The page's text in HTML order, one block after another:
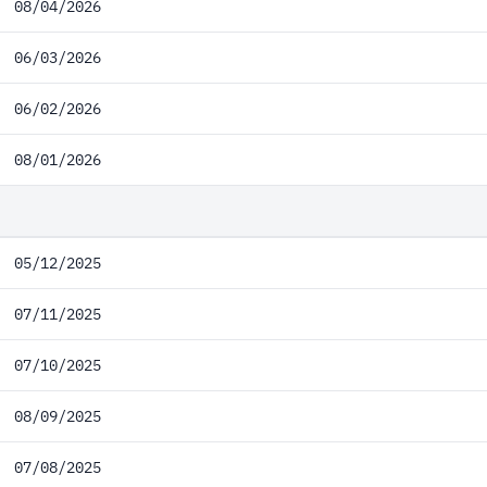
08/04/2026
06/03/2026
06/02/2026
08/01/2026
05/12/2025
07/11/2025
07/10/2025
08/09/2025
07/08/2025